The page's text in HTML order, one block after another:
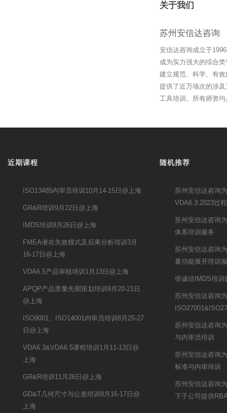
关于我们
苏州安信达咨询
安信达咨询成立于
成为实力强大的综合
建立规范、科学、有
提供了近万场次的涉
工具培训。所有师资
近期课程
ISO13485内审员培训10月14-15日@上海
GR&R培训9月22日@上海
IMDS培训8月26日@上海
FMEA潜在失效模式及后果分析培训3月
16-17日@上海
VDA6.5产品审核培训1月13日@上海
APQP产品质量先期策划培训9月20-21日
@上海
ISO9001、ISO14001内审员培训8月25-27
日@上海
VDA6.3&VDA6.5课程培训1月11-13日@
上海
GR&R培训11月26日@上海
GD&T几何尺寸与公差培训8月16-17日@
上海
随机推荐
苏州安信达咨询
VDA6.3:2023过
苏州安信达咨询
体系培训服务
苏州安信达咨询
量功能展开培训
倍诚信IMDS培训
苏州安信达咨询
苏州安信达咨询
与内审员培训
苏州安信达咨询
标准与内审培训
苏州安信达咨询
下子公司提供